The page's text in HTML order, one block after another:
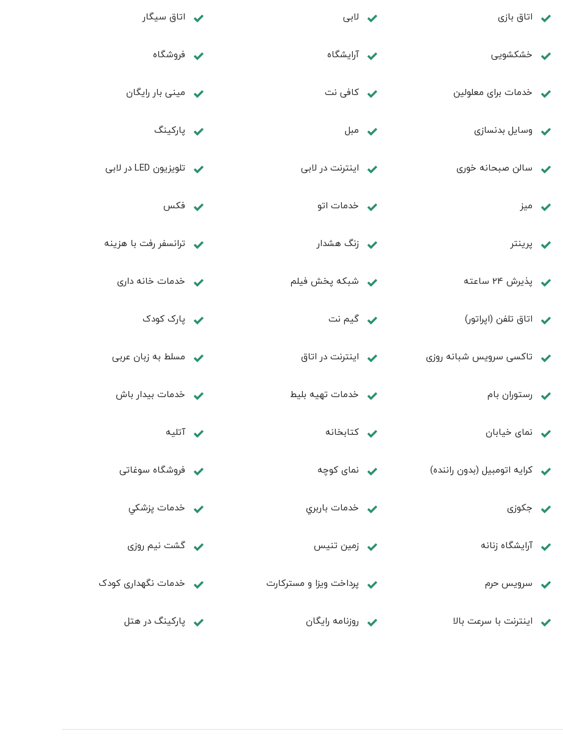
اتاق بازی لابی اتاق سیگار
خشکشویی آرایشگاه فروشگاه
خدمات برای معلولین کافی نت مینی بار رایگان
وسایل بدنسازی مبل پاركينگ
سالن صبحانه خوری اينترنت در لابی تلويزيون LED در لابی
ميز خدمات اتو فكس
پرینتر زنگ هشدار ترانسفر رفت با هزینه
پذیرش 24 ساعته شبکه پخش فیلم خدمات خانه داری
اتاق تلفن (اپراتور) گیم نت پارک کودک
تاکسی سرویس شبانه روزی اينترنت در اتاق مسلط به زبان عربی
رستوران بام خدمات تهيه بليط خدمات بیدار باش
نمای خیابان كتابخانه آتلیه
کرایه اتومبیل (بدون راننده) نمای کوچه فروشگاه سوغاتی
جكوزی خدمات باربري خدمات پزشكي
آرايشگاه زنانه زمين تنيس گشت نیم روزی
سرویس حرم پرداخت ویزا و مسترکارت خدمات نگهداری کودک
اینترنت با سرعت بالا روزنامه رایگان پارکینگ در هتل